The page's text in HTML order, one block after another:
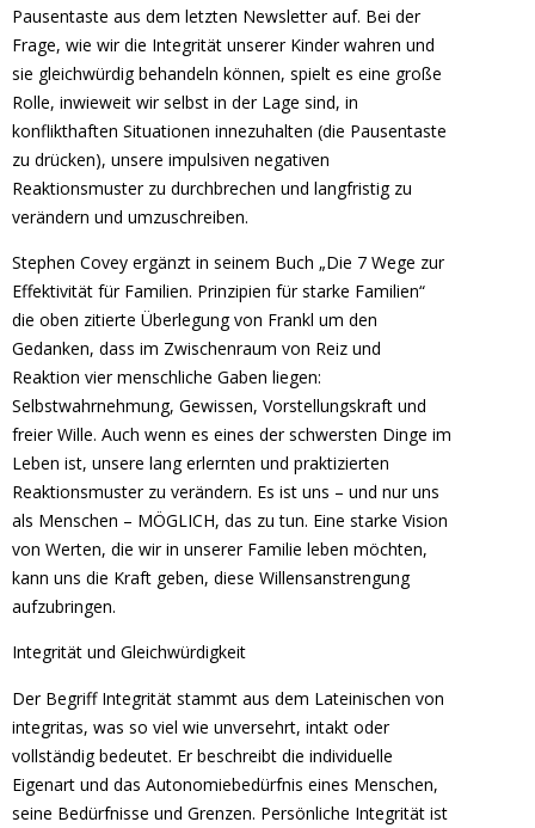
Pausentaste aus dem letzten Newsletter auf. Bei der
Frage, wie wir die Integrität unserer Kinder wahren und
sie gleichwürdig behandeln können, spielt es eine große
Rolle, inwieweit wir selbst in der Lage sind, in
konflikthaften Situationen innezuhalten (die Pausentaste
zu drücken), unsere impulsiven negativen
Reaktionsmuster zu durchbrechen und langfristig zu
verändern und umzuschreiben.
Stephen Covey ergänzt in seinem Buch „Die 7 Wege zur
Effektivität für Familien. Prinzipien für starke Familien“
die oben zitierte Überlegung von Frankl um den
Gedanken, dass im Zwischenraum von Reiz und
Reaktion vier menschliche Gaben liegen:
Selbstwahrnehmung, Gewissen, Vorstellungskraft und
freier Wille. Auch wenn es eines der schwersten Dinge im
Leben ist, unsere lang erlernten und praktizierten
Reaktionsmuster zu verändern. Es ist uns – und nur uns
als Menschen – MÖGLICH, das zu tun. Eine starke Vision
von Werten, die wir in unserer Familie leben möchten,
kann uns die Kraft geben, diese Willensanstrengung
aufzubringen.
Integrität und Gleichwürdigkeit
Der Begriff Integrität stammt aus dem Lateinischen von
integritas, was so viel wie unversehrt, intakt oder
vollständig bedeutet. Er beschreibt die individuelle
Eigenart und das Autonomiebedürfnis eines Menschen,
seine Bedürfnisse und Grenzen. Persönliche Integrität ist